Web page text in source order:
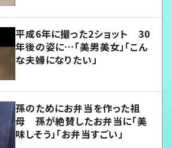
平成6年に撮った2ショット 30
年後の姿に…「美男美女」「こん
な夫婦になりたい」
孫のためにお弁当を作った祖
母 孫が絶賛したお弁当に「美
味しそう」「お弁当すごい」